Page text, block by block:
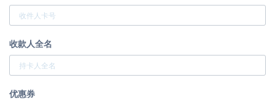
收款人全名
优惠券